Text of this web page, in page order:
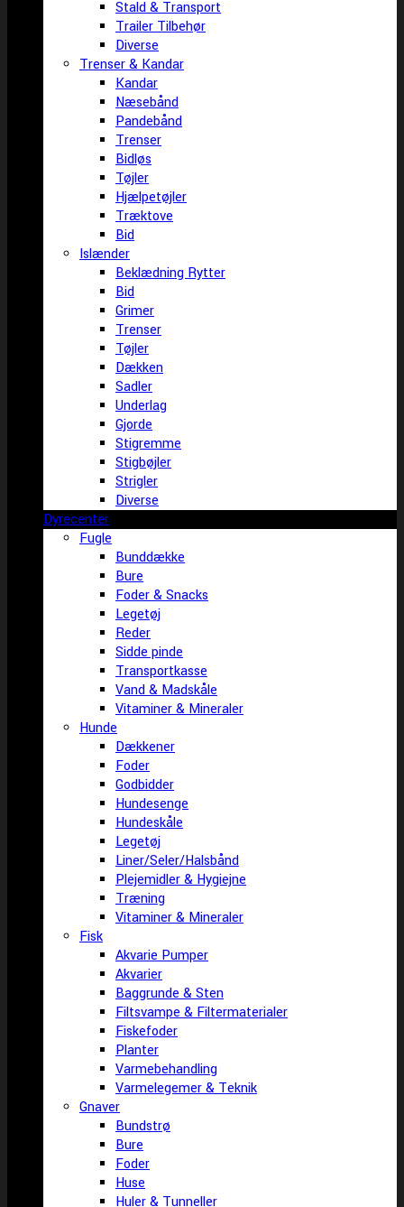
Stald & Transport
Trailer Tilbehør
Diverse
Trenser & Kandar
Kandar
Næsebånd
Pandebånd
Trenser
Bidløs
Tøjler
Hjælpetøjler
Træktove
Bid
Islænder
Beklædning Rytter
Bid
Grimer
Trenser
Tøjler
Dækken
Sadler
Underlag
Gjorde
Stigremme
Stigbøjler
Strigler
Diverse
Dyrecenter
Fugle
Bunddække
Bure
Foder & Snacks
Legetøj
Reder
Sidde pinde
Transportkasse
Vand & Madskåle
Vitaminer & Mineraler
Hunde
Dækkener
Foder
Godbidder
Hundesenge
Hundeskåle
Legetøj
Liner/Seler/Halsbånd
Plejemidler & Hygiejne
Træning
Vitaminer & Mineraler
Fisk
Akvarie Pumper
Akvarier
Baggrunde & Sten
Filtsvampe & Filtermaterialer
Fiskefoder
Planter
Varmebehandling
Varmelegemer & Teknik
Gnaver
Bundstrø
Bure
Foder
Huse
Huler & Tunneller